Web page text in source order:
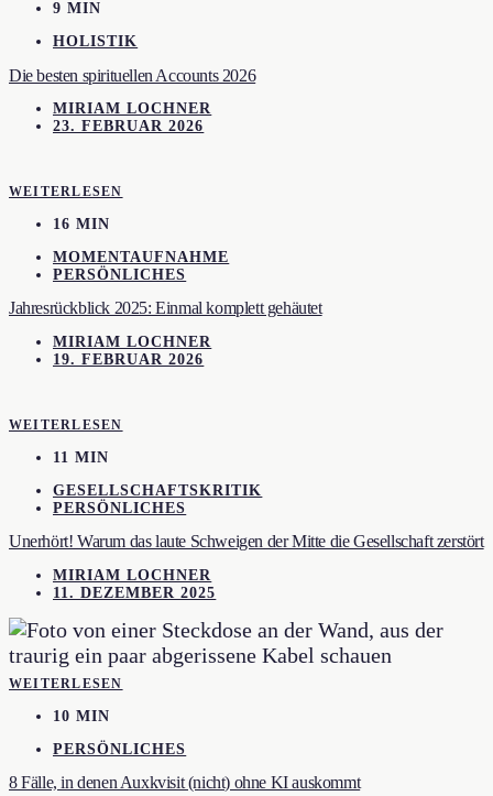
9 MIN
HOLISTIK
Die besten spirituellen Accounts 2026
MIRIAM LOCHNER
23. FEBRUAR 2026
WEITERLESEN
16 MIN
MOMENTAUFNAHME
PERSÖNLICHES
Jahresrückblick 2025: Einmal komplett gehäutet
MIRIAM LOCHNER
19. FEBRUAR 2026
WEITERLESEN
11 MIN
GESELLSCHAFTSKRITIK
PERSÖNLICHES
Unerhört! Warum das laute Schweigen der Mitte die Gesellschaft zerstört
MIRIAM LOCHNER
11. DEZEMBER 2025
WEITERLESEN
10 MIN
PERSÖNLICHES
8 Fälle, in denen Auxkvisit (nicht) ohne KI auskommt